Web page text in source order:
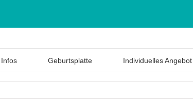
Infos Geburtsplatte Individuelles Angebot